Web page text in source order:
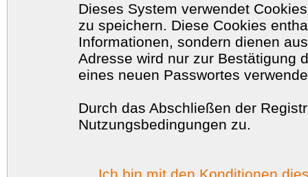
Dieses System verwendet
zu speichern. Diese Cookies
Informationen, sondern dienen
Adresse wird nur zur Bestätigung
eines neuen Passwortes
Durch das Abschließen der
Nutzungsbedingungen zu.